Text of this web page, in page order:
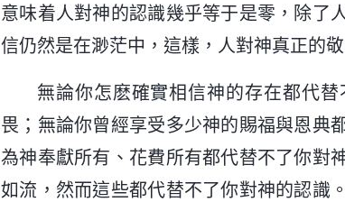
意味着人對神的認識幾乎等于是零，除了
信仍然是在渺茫中，這樣，人對神真正的
無論你怎麽確實相信神的存在都代
畏；無論你曾經享受多少神的賜福與恩典
為神奉獻所有、花費所有都代替不了你對
如流，然而這些都代替不了你對神的認識